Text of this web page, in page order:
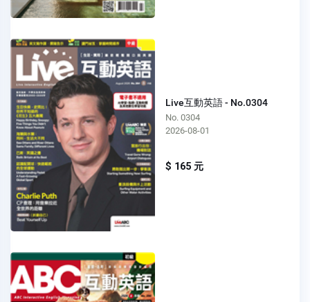
Live互動英語 - No.0304
No. 0304
2026-08-01
$ 165 元